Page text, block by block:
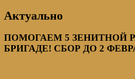
Актуально
ПОМОГАЕМ 5 ЗЕНИТНОЙ
БРИГАДЕ! СБОР ДО 2